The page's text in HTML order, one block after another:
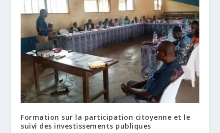
Formation sur la participation citoyenne et le
suivi des investissements publiques